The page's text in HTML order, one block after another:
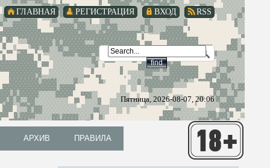
RSS
ВХОД
РЕГИСТРАЦИЯ
ГЛАВНАЯ
Пятница, 2026-08-07, 20:06
АРХИВ ПРАВИЛА